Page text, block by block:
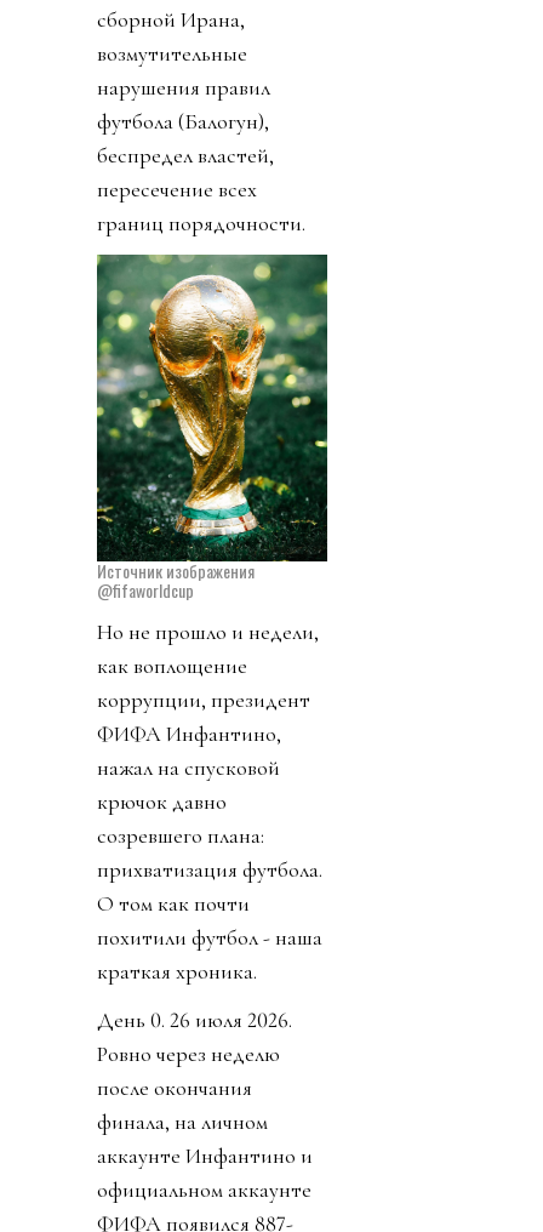
сборной Ирана,
возмутительные
нарушения правил
футбола (Балогун),
беспредел властей,
пересечение всех
границ порядочности.
Источник изображения
@fifaworldcup
Но не прошло и недели,
как воплощение
коррупции, президент
ФИФА Инфантино,
нажал на спусковой
крючок давно
созревшего плана:
прихватизация футбола.
О том как почти
похитили футбол - наша
краткая хроника.
День 0. 26 июля 2026.
Ровно через неделю
после окончания
финала, на личном
аккаунте Инфантино и
официальном аккаунте
ФИФА появился 887-